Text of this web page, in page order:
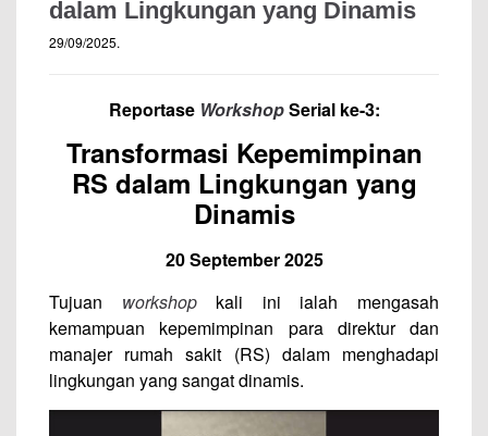
dalam Lingkungan yang Dinamis
29/09/2025.
Reportase WorkshopSerial ke-3:
Transformasi Kepemimpinan
RS dalam Lingkungan yang
Dinamis
20 September 2025
Tujuan workshopkali ini ialah mengasah
kemampuan kepemimpinan para direktur dan
manajer rumah sakit (RS) dalam menghadapi
lingkungan yang sangat dinamis.